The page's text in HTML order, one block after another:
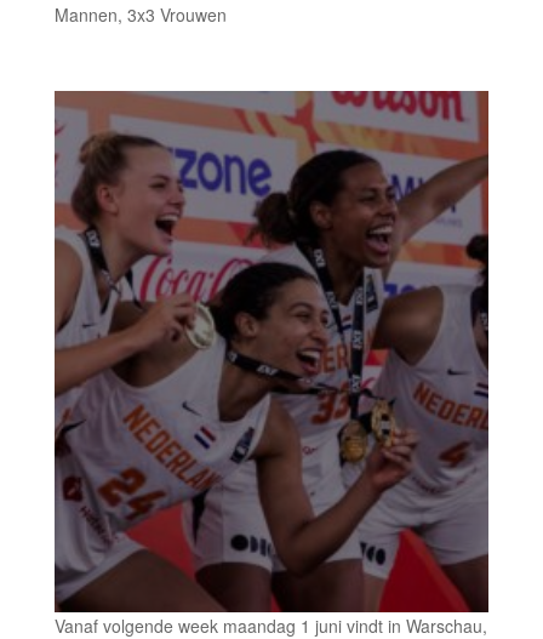
Mannen, 3x3 Vrouwen
Vanaf volgende week maandag 1 juni vindt in Warschau,